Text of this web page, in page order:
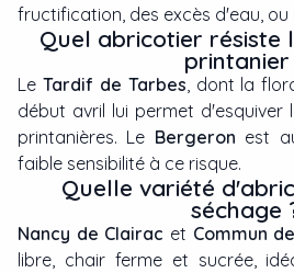
fructification, des excès d'eau, ou
Quel abricotier résiste
printanier
Le Tardif de Tarbes , dont la
début avril lui permet d'esquiver
printanières. Le Bergeron est
faible sensibilité à ce risque.
Quelle variété
séchage
Nancy de Clairac et Commun
libre, chair ferme et sucrée,